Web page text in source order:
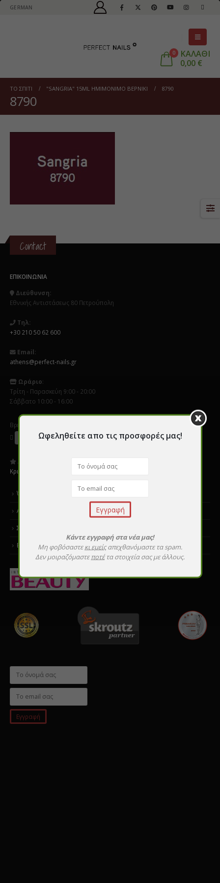
GERMAN
0
ΚΑΛΑΘΙ
0,00 €
ΤΟ ΣΠΊΤΙ "SANGRIA" 15ML ΗΜΙΜΌΝΙΜΟ ΒΕΡΝΊΚΙ 8790
8790
Contact
ΕΠΙΚΟΙΝΩΝΊΑ
Διεύθυνση:
Εθνικής Αντιστάσεως 80 Πετρούπολη
Τηλ:
+30 210 50 62 600
Email:
athens@perfect-nails.gr
Ωράριο:
Τρίτη - Παρασκεύη 9:00 - 20:00
Σάββατο 10:00 - 16:00
Βρείτε μας σε Social Media
Κριτικές
Όροι χρήσης
Αποστολές & επιστροφές
Σεμινάρια εκμάθησης
Επικοινωνία
Ωφεληθείτε απο τις προσφορές μας!
Κάντε εγγραφή στα νέα μας!
Μη φοβόσαστεκι εμείςαπεχθανόμαστε τα spam.
Δεν μοιραζόμαστε ποτέτα στοιχεία σας με άλλους.